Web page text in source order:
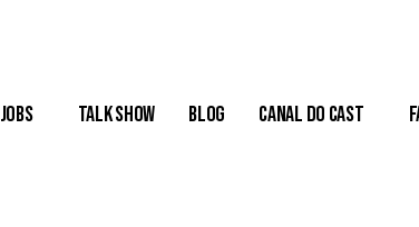
Jobs Talk Show Blog Canal do Cast